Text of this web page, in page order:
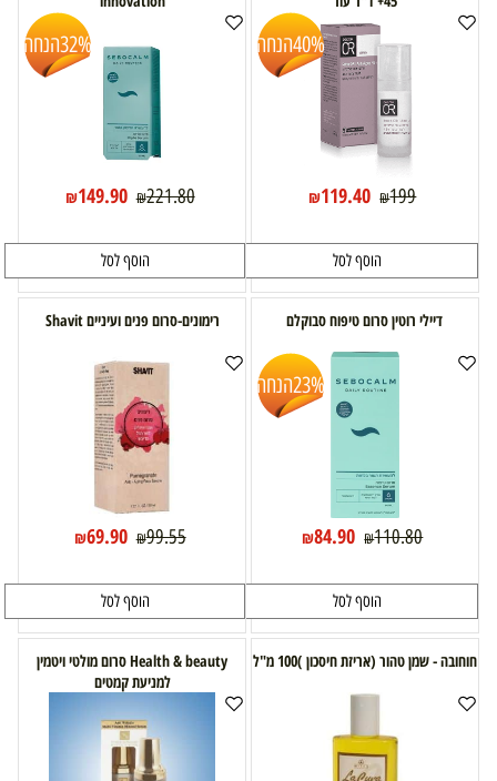
40%הנחה
₪199
₪119.40
הוסף לסל
32%הנחה
₪221.80
₪149.90
הוסף לסל
דיילי רוטין סרום טיפוח סבוקלם
23%הנחה
₪110.80
₪84.90
הוסף לסל
רימונים-סרום פנים ועיניים Shavit
₪99.55
₪69.90
הוסף לסל
חוחובה - שמן טהור (אריזת חיסכון )100 מ"ל
Health & beauty סרום מולטי ויטמין
למניעת קמטים